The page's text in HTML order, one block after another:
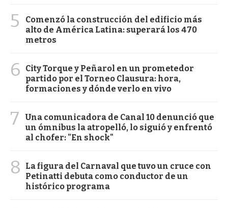
5
Comenzó la construcción del edificio más
alto de América Latina: superará los 470
metros
6
City Torque y Peñarol en un prometedor
partido por el Torneo Clausura: hora,
formaciones y dónde verlo en vivo
7
Una comunicadora de Canal 10 denunció que
un ómnibus la atropelló, lo siguió y enfrentó
al chofer: "En shock"
8
La figura del Carnaval que tuvo un cruce con
Petinatti debuta como conductor de un
histórico programa